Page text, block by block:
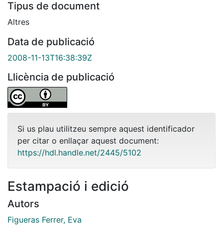
Tipus de document
Altres
Data de publicació
2008-11-13T16:38:39Z
Llicència de publicació
Si us plau utilitzeu sempre aquest identificador
per citar o enllaçar aquest document:
https://hdl.handle.net/2445/5102
Estampació i edició
Autors
Figueras Ferrer, Eva